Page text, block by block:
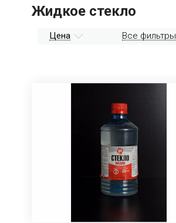
Жидкое стекло
Цена Все фильтры